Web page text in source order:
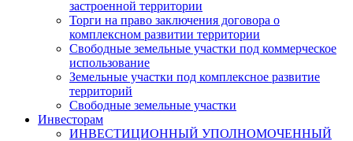
застроенной территории
Торги на право заключения договора о
комплексном развитии территории
Свободные земельные участки под коммерческое
использование
Земельные участки под комплексное развитие
территорий
Свободные земельные участки
Инвесторам
ИНВЕСТИЦИОННЫЙ УПОЛНОМОЧЕННЫЙ